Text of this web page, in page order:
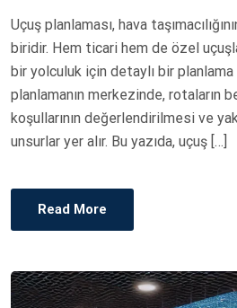
N
Uçuş planlaması, hava
biridir. Hem ticari hem de özel
bir yolculuk için detaylı bir planlama
planlamanın merkezinde, rotaların
koşullarının değerlendirilmesi ve
unsurlar yer alır. Bu yazıda, uçuş […]
Read More